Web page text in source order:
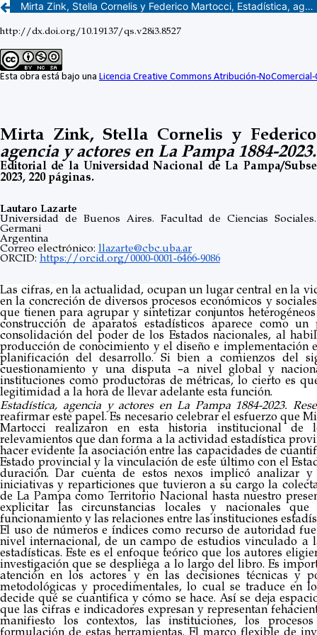
Mirta Zink, Stella Cornelis y Federico Martocci, Estadística, agencia y actores en La Pampa 1884-2023. Reseña Histórica